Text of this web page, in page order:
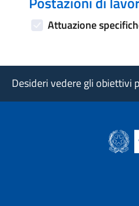
Attuazione
Desideri vedere gli obiettivi